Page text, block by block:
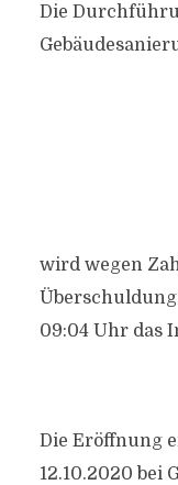
Die
wird wegen
Überschuldung
09:04 Uhr das
Die Eröffnung
12.10.2020 bei